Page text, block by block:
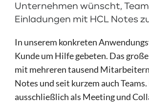
Unternehmen wünscht,
Einladungen mit HCL Notes
In unserem konkreten
Kunde um Hilfe gebeten. Das
mit mehreren tausend
Notes und seit kurzem auch
ausschließlich als Meeting und